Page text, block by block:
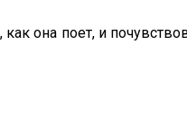
она поет, и